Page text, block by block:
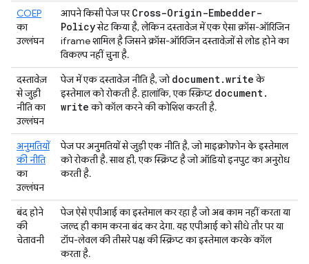
COEP
का
उल्लंघन
आपने किसी पेज परCross-Origin-Embedder-
Policyसेट किया है, लेकिन दस्तावेज़ में एक ऐसा क्रॉस-ऑरिजिन
iframe शामिल है जिसने क्रॉस-ऑरिजिन दस्तावेज़ों से लोड होने का
विकल्प नहीं चुना है.
दस्तावेज़
से जुड़ी
नीति का
उल्लंघन
पेज में एक दस्तावेज़ नीति है, जोdocument .writeके
इस्तेमाल को रोकती है. हालांकि, एक स्क्रिप्ट document .
writeको कॉल करने की कोशिश करती है.
अनुमतियों
की नीति
का
उल्लंघन
पेज पर अनुमतियों से जुड़ी एक नीति है, जो माइक्रोफ़ोन के इस्तेमाल
को रोकती है. साथ ही, एक स्क्रिप्ट है जो ऑडियो इनपुट का अनुरोध
करती है.
बंद होने
की
चेतावनी
पेज ऐसे एपीआई का इस्तेमाल कर रहा है जो अब काम नहीं करता या
जल्द ही काम करना बंद कर देगा. यह एपीआई को सीधे तौर पर या
टॉप-लेवल की तीसरे पक्ष की स्क्रिप्ट का इस्तेमाल करके कॉल
करता है.